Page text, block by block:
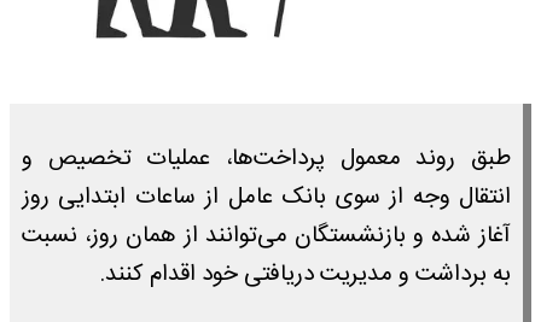
طبق روند معمول پرداخت‌ها، عملیات تخصیص و
انتقال وجه از سوی بانک عامل از ساعات ابتدایی روز
آغاز شده و بازنشستگان می‌توانند از همان روز، نسبت
به برداشت و مدیریت دریافتی خود اقدام کنند.